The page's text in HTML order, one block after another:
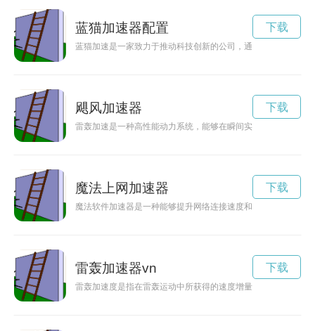
蓝猫加速器配置
蓝猫加速是一家致力于推动科技创新的公司，通过不断提升速
下载
飓风加速器
雷轰加速是一种高性能动力系统，能够在瞬间实现强劲加速，
下载
魔法上网加速器
魔法软件加速器是一种能够提升网络连接速度和优化性能的工
下载
雷轰加速器vn
雷轰加速度是指在雷轰运动中所获得的速度增量，是衡量运动加
下载